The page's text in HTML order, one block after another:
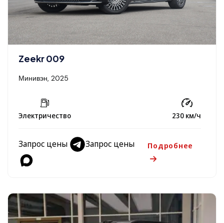
Zeekr 009
Минивэн, 2025
Электричество 230 км/ч
Запрос цены Запрос цены Подробнее